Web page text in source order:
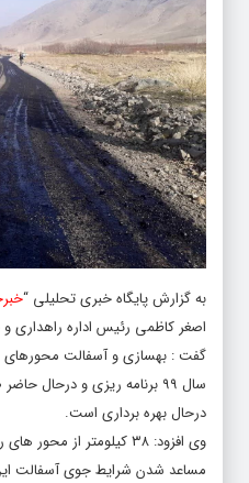
به گزارش پایگاه خبری تحلیلی “
اصغر کاظمی رئیس اداره
درحال بهره برداری است.
وی افزود: ۳۸ کیلومتر از
مساعد شدن شرایط جوی آسفالت